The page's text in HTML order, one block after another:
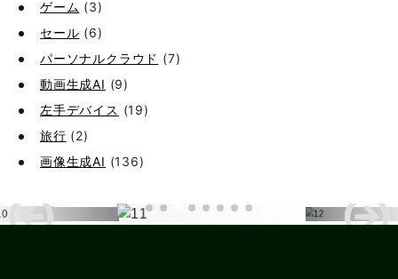
ゲーム (3)
セール (6)
パーソナルクラウド (7)
動画生成AI (9)
左手デバイス (19)
旅行 (2)
画像生成AI (136)